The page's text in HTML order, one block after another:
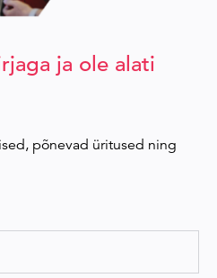
ja ole alati
põnevad üritused ning